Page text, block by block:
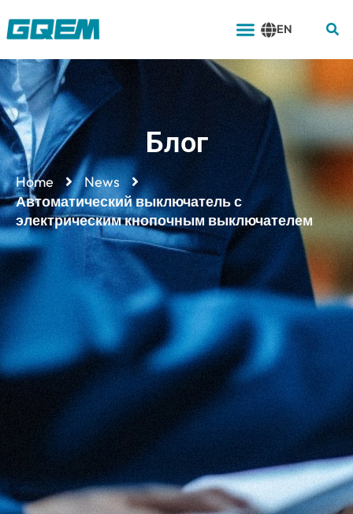
Меню
EN
Блог
Home
News
Автоматический выключатель с
электрическим кнопочным выключателем